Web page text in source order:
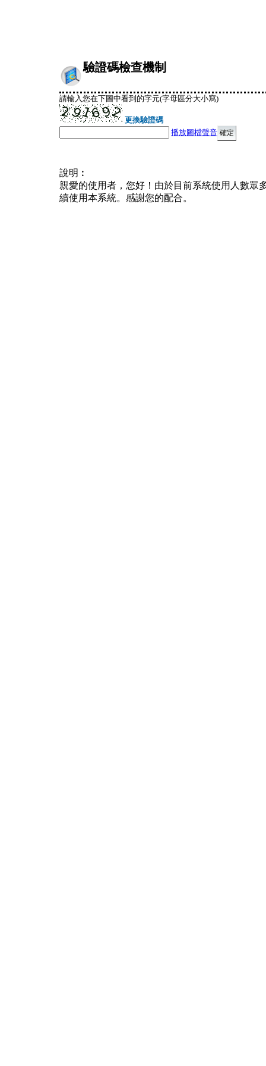
驗證碼檢查機制
請輸入您在下圖中看到的字元(字母區分大小寫)
更換驗證碼
播放圖檔聲音
說明︰
親愛的使用者，您好！由於目前系統使用人數眾
續使用本系統。感謝您的配合。